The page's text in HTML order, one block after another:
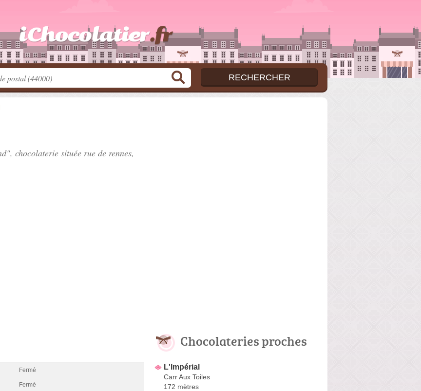
chocolaterie située rue de rennes,
Fermé
Fermé
Chocolateries proches
L'Impérial
Carr Aux Toiles
172 mètres